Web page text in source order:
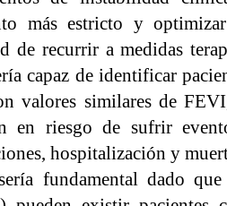
más estricto y
de recurrir a medidas
capaz de identificar
valores similares de
en riesgo de sufrir
hospitalización y
fundamental dado